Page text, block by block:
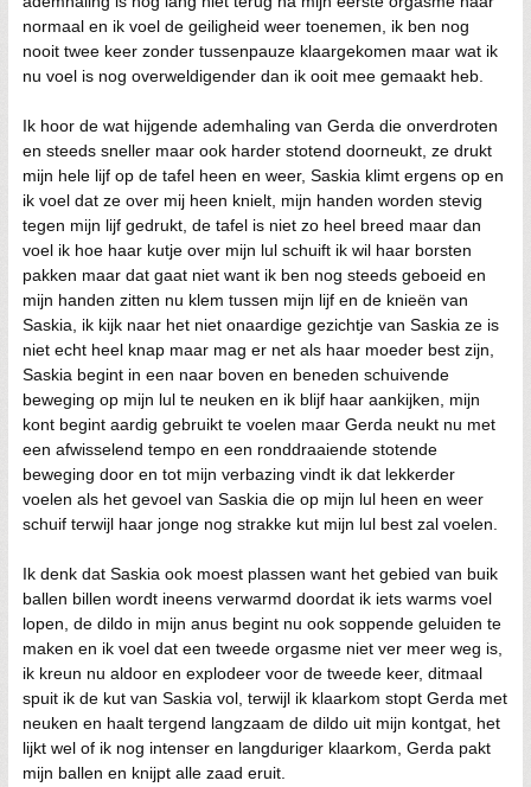
normaal en ik voel de geiligheid weer toenemen, ik ben nog
nooit twee keer zonder tussenpauze klaargekomen maar wat ik
nu voel is nog overweldigender dan ik ooit mee gemaakt heb.
Ik hoor de wat hijgende ademhaling van Gerda die onverdroten
en steeds sneller maar ook harder stotend doorneukt, ze drukt
mijn hele lijf op de tafel heen en weer, Saskia klimt ergens op en
ik voel dat ze over mij heen knielt, mijn handen worden stevig
tegen mijn lijf gedrukt, de tafel is niet zo heel breed maar dan
voel ik hoe haar kutje over mijn lul schuift ik wil haar borsten
pakken maar dat gaat niet want ik ben nog steeds geboeid en
mijn handen zitten nu klem tussen mijn lijf en de knieën van
Saskia, ik kijk naar het niet onaardige gezichtje van Saskia ze is
niet echt heel knap maar mag er net als haar moeder best zijn,
Saskia begint in een naar boven en beneden schuivende
beweging op mijn lul te neuken en ik blijf haar aankijken, mijn
kont begint aardig gebruikt te voelen maar Gerda neukt nu met
een afwisselend tempo en een ronddraaiende stotende
beweging door en tot mijn verbazing vindt ik dat lekkerder
voelen als het gevoel van Saskia die op mijn lul heen en weer
schuif terwijl haar jonge nog strakke kut mijn lul best zal voelen.
Ik denk dat Saskia ook moest plassen want het gebied van buik
ballen billen wordt ineens verwarmd doordat ik iets warms voel
lopen, de dildo in mijn anus begint nu ook soppende geluiden te
maken en ik voel dat een tweede orgasme niet ver meer weg is,
ik kreun nu aldoor en explodeer voor de tweede keer, ditmaal
spuit ik de kut van Saskia vol, terwijl ik klaarkom stopt Gerda met
neuken en haalt tergend langzaam de dildo uit mijn kontgat, het
lijkt wel of ik nog intenser en langduriger klaarkom, Gerda pakt
mijn ballen en knijpt alle zaad eruit.